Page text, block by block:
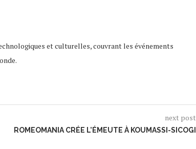
et culturelles, couvrant les événements
next post
ROMEOMANIA CRÉE L’ÉMEUTE À KOUMASSI-SICOGI